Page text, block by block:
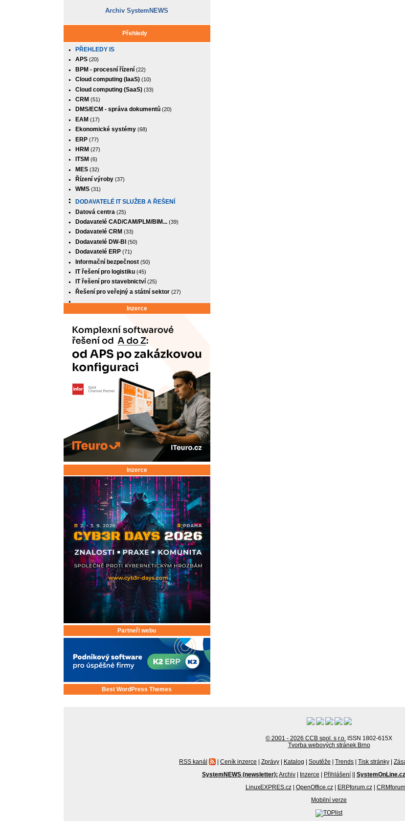
Archiv SystemNEWS
Přehledy
PŘEHLEDY IS
APS(20)
BPM - procesní řízení(22)
Cloud computing (IaaS)(10)
Cloud computing (SaaS)(33)
CRM (51)
DMS/ECM - správa dokumentů(20)
EAM (17)
Ekonomické systémy(68)
ERP(77)
HRM (27)
ITSM (6)
MES(32)
Řízení výroby(37)
WMS(31)
DODAVATELÉ IT SLUŽEB A ŘEŠENÍ
Datová centra (25)
Dodavatelé CAD/CAM/PLM/BIM...(39)
Dodavatelé CRM (33)
Dodavatelé DW-BI (50)
Dodavatelé ERP(71)
Informační bezpečnost(50)
IT řešení pro logistiku(45)
IT řešení pro stavebnictví(25)
Řešení pro veřejný a státní sektor(27)
Inzerce
Inzerce
Partneři webu
Best WordPress Themes
© 2001 - 2026 CCB spol. s r.o. ISSN 1802-615X
Tvorba webových stránek Brno
RSS kanál | Ceník inzerce | Zprávy | Katalog | Soutěže | Trends | Tisk stránky |
SystemNEWS (newsletter): Archiv | Inzerce | Přihlášení ||
LinuxEXPRES.cz | OpenOffice.cz | ERPforum.cz |
Mobilní verze